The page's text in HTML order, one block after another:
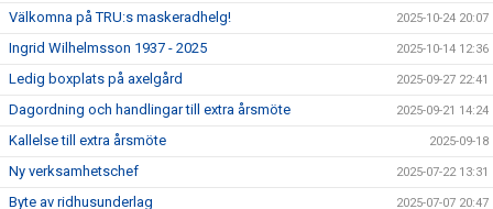
Välkomna på TRU:s maskeradhelg! 2025-10-24 20:07
Ingrid Wilhelmsson 1937 - 2025 2025-10-14 12:36
Ledig boxplats på axelgård 2025-09-27 22:41
Dagordning och handlingar till extra årsmöte 2025-09-21 14:24
Kallelse till extra årsmöte 2025-09-18
Ny verksamhetschef 2025-07-22 13:31
Byte av ridhusunderlag 2025-07-07 20:47